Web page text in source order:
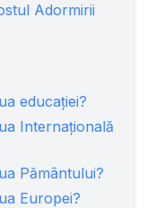
Adormirii
educației?
Internațională
Pământului?
Europei?